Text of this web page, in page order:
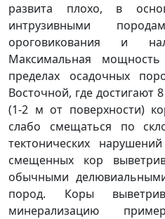
развита плохо, в
интрузивными
ороговикования и
Максимальная
пределах осадочных
Восточной, где достигают
(1-2 м от поверхности)
слабо смещаться по
тектонических
смещенных кор
обычными
пород. Коры
минерализацию